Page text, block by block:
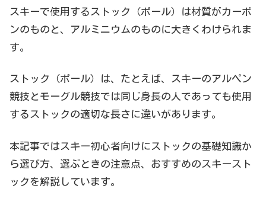
スキーで使用するストック（ポール）は材質がカーボ
ンのものと、アルミニウムのものに大きくわけられま
す。
ストック（ポール）は、たとえば、スキーのアルペン
競技とモーグル競技では同じ身長の人であっても使用
するストックの適切な長さに違いがあります。
本記事ではスキー初心者向けにストックの基礎知識か
ら選び方、選ぶときの注意点、おすすめのスキースト
ックを解説しています。